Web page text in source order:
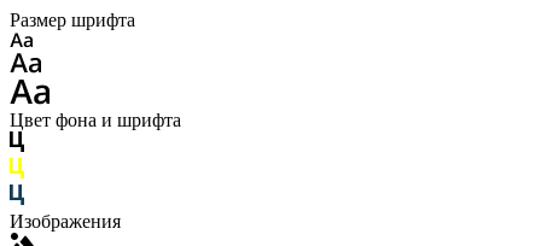
Размер шрифта
Цвет фона и шрифта
Изображения